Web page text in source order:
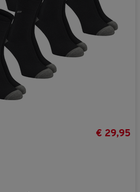
€ 29,95